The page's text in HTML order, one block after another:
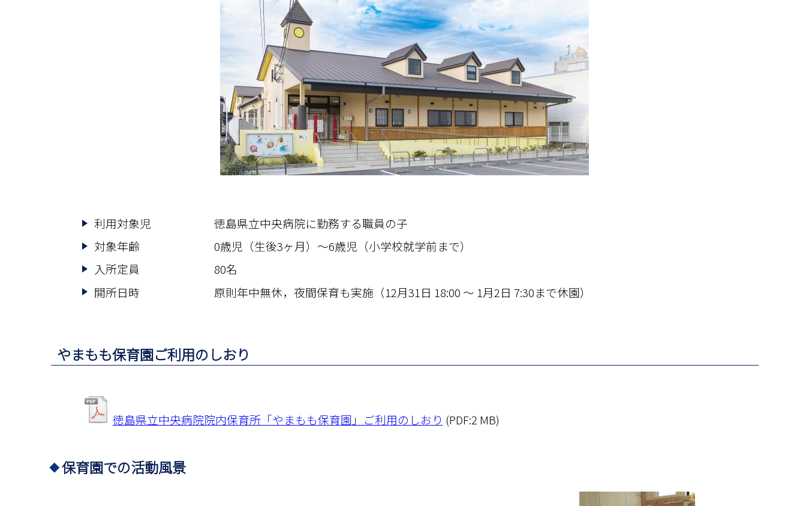
利用対象児
徳島県立中央病院に勤務する職員の子
対象年齢
0歳児（生後3ヶ月）～6歳児（小学校就学前まで）
入所定員
80名
開所日時
原則年中無休，夜間保育も実施（12月31日 18:00 ～ 1月2日 7:30まで休園）
やまもも保育園ご利用のしおり
徳島県立中央病院院内保育所「やまもも保育園」ご利用のしおり (PDF:2 MB)
保育園での活動風景